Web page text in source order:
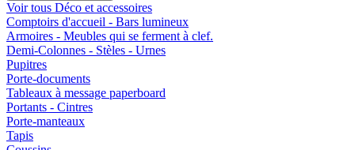
Voir tous Déco et accessoires
Comptoirs d'accueil - Bars lumineux
Armoires - Meubles qui se ferment à clef.
Demi-Colonnes - Stèles - Urnes
Pupitres
Porte-documents
Tableaux à message paperboard
Portants - Cintres
Porte-manteaux
Tapis